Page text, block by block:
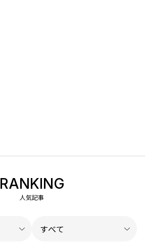
RANKING
人気記事